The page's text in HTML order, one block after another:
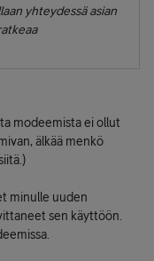
yhteydessä asian
modeemista ei ollut
älkää menkö
minulle uuden
sen käyttöön.